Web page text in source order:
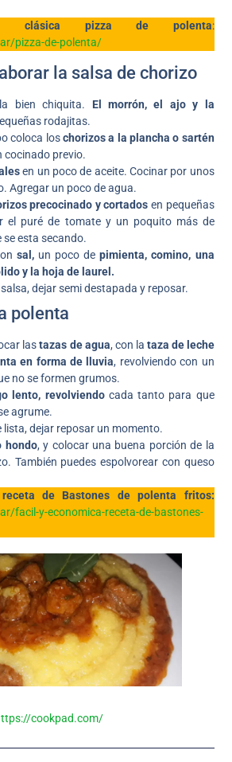
clásica pizza de polenta:
pizza-de-polenta/
la salsa de chorizo
bien chiquita. El morrón, el ajo y la
rodajitas.
coloca loschorizos a la plancha o sartén
cocinado previo.
en un poco de aceite. Cocinar por unos
Agregar un poco de agua.
precocinado y cortados en pequeñas
el puré de tomate y un poquito más de
se esta secando.
sal, un poco depimienta, comino, una
y la hoja de laurel.
dejar semi destapada y reposar.
polenta
lastazas de agua, con la taza de leche
en forma de lluvia, revolviendo con un
no se formen grumos.
lento, revolviendocada tanto para que
agrume.
lista, dejar reposar un momento.
hondo, y colocar una buena porción de la
También puedes espolvorear con queso
de Bastones de polenta fritos:
facil-y-economica-receta-de-bastones-
cookpad.com/